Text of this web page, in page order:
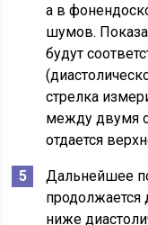
а в
шумов.
будут
стрелка
между двумя
отдается
Дальнейшее
ниже